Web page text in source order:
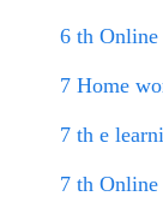
6 th Online
7 Home
7 th e
7 th Online